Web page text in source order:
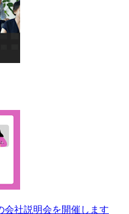
会社説明会を開催します